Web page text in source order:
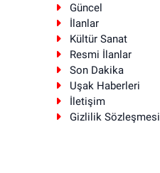
Güncel
İlanlar
Kültür Sanat
Resmi İlanlar
Son Dakika
Uşak Haberleri
İletişim
Gizlilik Sözleşmesi